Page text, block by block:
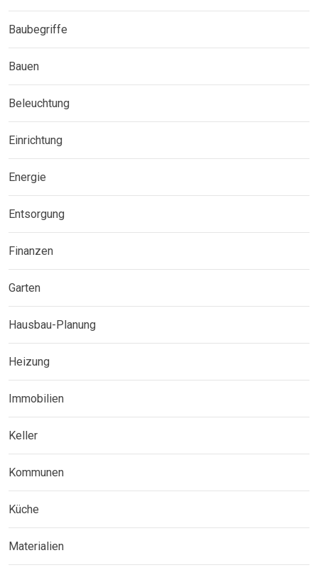
Baubegriffe
Bauen
Beleuchtung
Einrichtung
Energie
Entsorgung
Finanzen
Garten
Hausbau-Planung
Heizung
Immobilien
Keller
Kommunen
Küche
Materialien